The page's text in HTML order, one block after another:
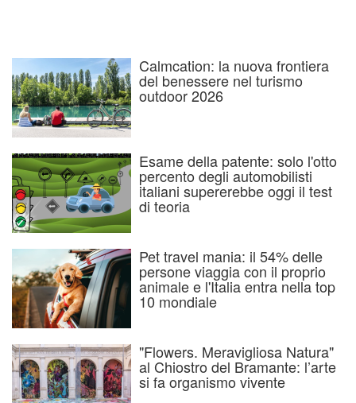
Calmcation: la nuova frontiera
del benessere nel turismo
outdoor 2026
Esame della patente: solo l'otto
percento degli automobilisti
italiani supererebbe oggi il test
di teoria
Pet travel mania: il 54% delle
persone viaggia con il proprio
animale e l'Italia entra nella top
10 mondiale
"Flowers. Meravigliosa Natura"
al Chiostro del Bramante: l’arte
si fa organismo vivente